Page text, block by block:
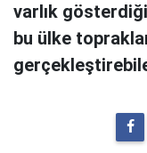
varlık
bu ülke